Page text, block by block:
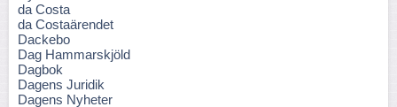
da Costa
da Costaärendet
Dackebo
Dag Hammarskjöld
Dagbok
Dagens Juridik
Dagens Nyheter